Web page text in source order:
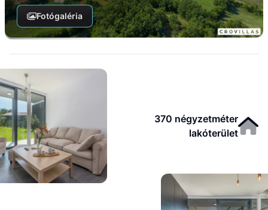
Fotógaléria
370 négyzetméter
lakóterület